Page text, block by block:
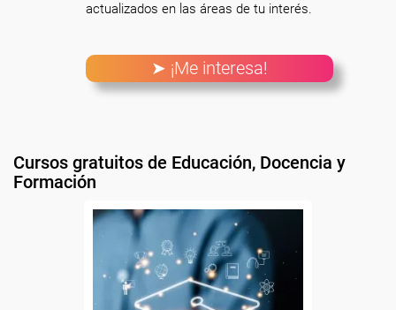
actualizados en las áreas de tu interés.
➤ ¡Me interesa!
Cursos gratuitos de Educación, Docencia y
Formación